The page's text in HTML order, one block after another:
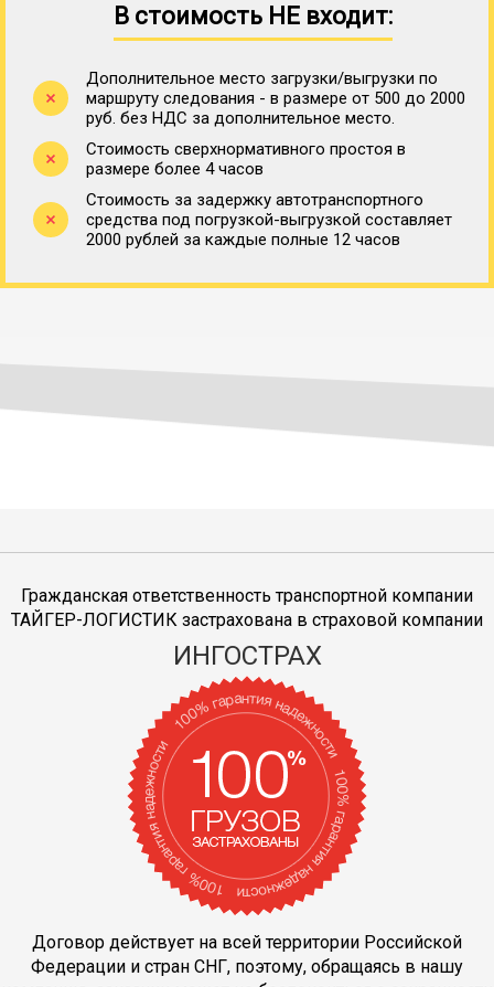
В стоимость НЕ входит:
Дополнительное место загрузки/выгрузки по
маршруту следования - в размере от 500 до 2000
руб. без НДС за дополнительное место.
Стоимость сверхнормативного простоя в
размере более 4 часов
Стоимость за задержку автотранспортного
средства под погрузкой-выгрузкой составляет
2000 рублей за каждые полные 12 часов
Гражданская ответственность транспортной компании
ТАЙГЕР-ЛОГИСТИК застрахована в страховой компании
ИНГОСТРАХ
Договор действует на всей территории Российской
Федерации и стран СНГ, поэтому, обращаясь в нашу